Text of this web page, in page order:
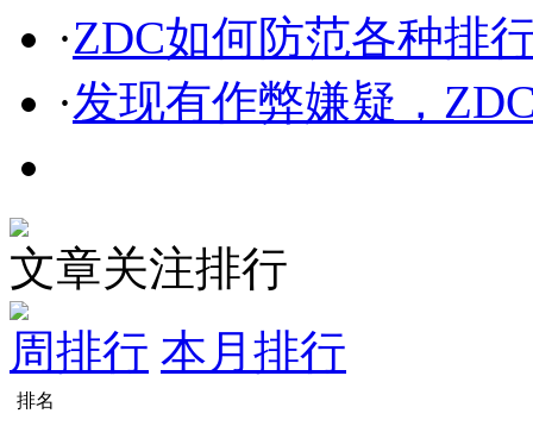
·ZDC如何防范各种排
·发现有作弊嫌疑，
文章关注排行
周排行 本月排行
排名